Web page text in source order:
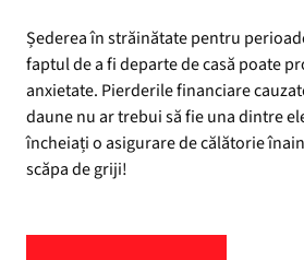
Șederea în străinătate pentru
faptul de a fi departe de casă poate
anxietate. Pierderile financiare
daune nu ar trebui să fie una dintre
încheiați o asigurare de călătorie
scăpa de griji!